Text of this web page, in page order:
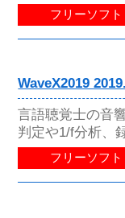
フリーソフト
WaveX2019
言語聴覚士の音
判定や1/f分析、
フリーソフト